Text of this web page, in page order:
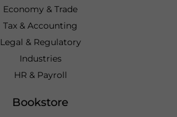
Economy & Trade
Tax & Accounting
Legal & Regulatory
Industries
HR & Payroll
Bookstore